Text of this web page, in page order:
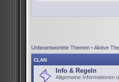
Unbeantwortete Themen •Aktive
CLAN
Info & Regeln
Allgemeine Informationen